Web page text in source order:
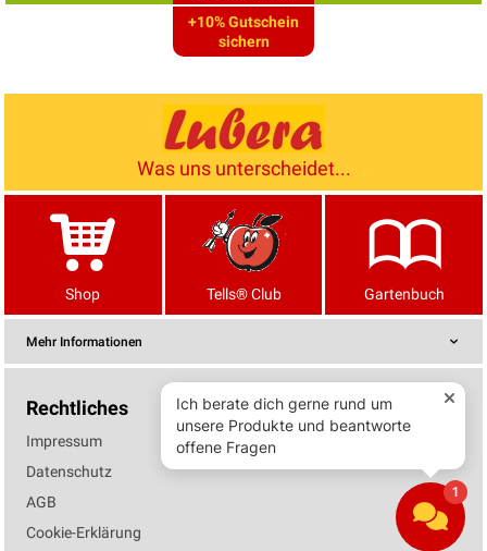
+10% Gutschein
sichern
Was uns unterscheidet...
Shop Tells® Club Gartenbuch
Mehr Informationen
Rechtliches
Impressum
Datenschutz
AGB
Cookie-Erklärung